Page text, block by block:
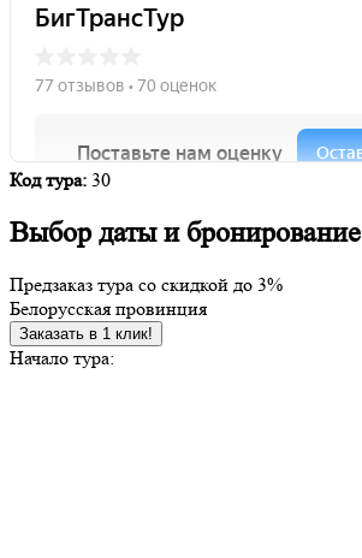
Код тура: 30
Выбор даты и бронирование
Предзаказ тура со скидкой до 3%
Белорусская провинция
Заказать в 1 клик!
Начало тура: